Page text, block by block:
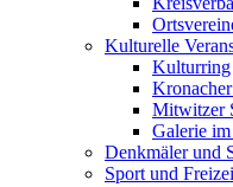
Kulturelle
Kulturring
Mitwitzer
Galerie
Denkmäler und
Sport und